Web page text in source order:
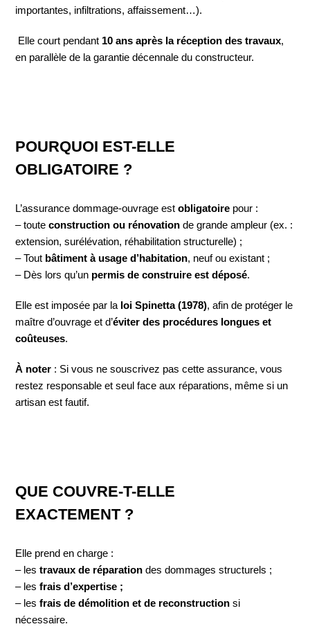
importantes, infiltrations, affaissement…).
Elle court pendant 10 ans après la réception des travaux,
en parallèle de la garantie décennale du constructeur.
POURQUOI EST-ELLE
OBLIGATOIRE ?
L’assurance dommage-ouvrage estobligatoire pour :
– toute construction ou rénovation de grande ampleur (ex. :
extension, surélévation, réhabilitation structurelle) ;
– Tout bâtiment à usage d’habitation, neuf ou existant ;
– Dès lors qu’un permis de construire est déposé.
Elle est imposée par la loi Spinetta (1978), afin de protéger le
maître d’ouvrage et d’éviter des procédures longues et
coûteuses.
À noter : Si vous ne souscrivez pas cette assurance, vous
restez responsable et seul face aux réparations, même si un
artisan est fautif.
QUE COUVRE-T-ELLE
EXACTEMENT ?
Elle prend en charge :
– lestravaux de réparation des dommages structurels ;
– lesfrais d’expertise ;
– lesfrais de démolition et de reconstruction si
nécessaire.